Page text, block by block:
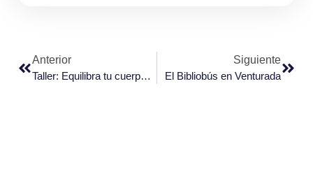
Anterior
Taller: Equilibra tu cuerpo y tus emociones
Siguiente
El Bibliobús en Venturada